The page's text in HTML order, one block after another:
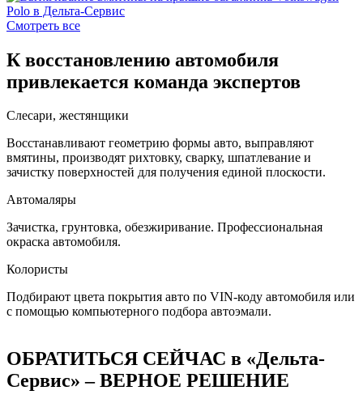
Смотреть все
К восстановлению автомобиля
привлекается команда экспертов
Слесари, жестянщики
Восстанавливают геометрию формы авто, выправляют
вмятины, производят рихтовку, сварку, шпатлевание и
зачистку поверхностей для получения единой плоскости.
Автомаляры
Зачистка, грунтовка, обезжиривание. Профессиональная
окраска автомобиля.
Колористы
Подбирают цвета покрытия авто по VIN-коду автомобиля или
с помощью компьютерного подбора автоэмали.
ОБРАТИТЬСЯ СЕЙЧАС в «Дельта-
Сервис» – ВЕРНОЕ РЕШЕНИЕ